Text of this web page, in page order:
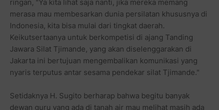
ringan, "Ya kita lihat saja nanti, jika mereka memang
merasa mau membesarkan dunia persilatan khususnya di
Indonesia, kita bisa mulai dari tingkat daerah.
Keikutsertaanya untuk berkompetisi di ajang Tanding
Jawara Silat Tjimande, yang akan diselenggarakan di
Jakarta ini bertujuan mengembalikan komunikasi yang
nyaris terputus antar sesama pendekar silat Tjimande."
Setidaknya H. Sugito berharap bahwa begitu banyak
dewan guru yang ada di tanah air mau melihat masih ada